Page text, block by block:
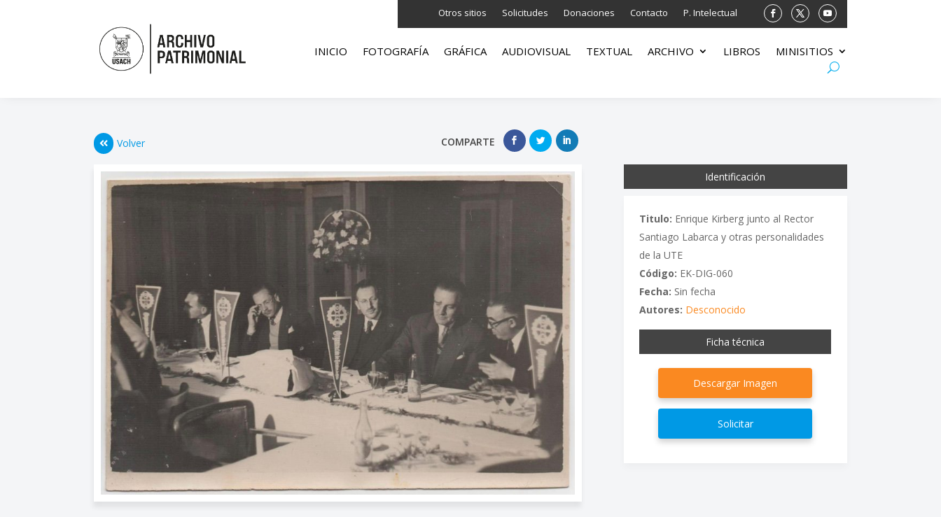
Otros sitios Solicitudes Donaciones Contacto P. Intelectual
INICIO FOTOGRAFÍA GRÁFICA AUDIOVISUAL TEXTUAL ARCHIVO LIBROS MINISITIOS
Volver COMPARTE
Identificación
Titulo: Enrique Kirberg junto al Rector
Santiago Labarca y otras personalidades
de la UTE
Código: EK-DIG-060
Fecha: Sin fecha
Autores: Desconocido
Ficha técnica
Descargar Imagen
Solicitar